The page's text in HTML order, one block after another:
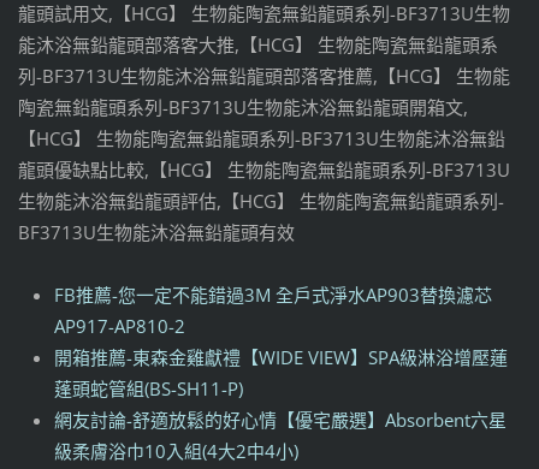
龍頭試用文,【HCG】 生物能陶瓷無鉛龍頭系列-BF3713U生物
能沐浴無鉛龍頭部落客大推,【HCG】 生物能陶瓷無鉛龍頭系
列-BF3713U生物能沐浴無鉛龍頭部落客推薦,【HCG】 生物能
陶瓷無鉛龍頭系列-BF3713U生物能沐浴無鉛龍頭開箱文,
【HCG】 生物能陶瓷無鉛龍頭系列-BF3713U生物能沐浴無鉛
龍頭優缺點比較,【HCG】 生物能陶瓷無鉛龍頭系列-BF3713U
生物能沐浴無鉛龍頭評估,【HCG】 生物能陶瓷無鉛龍頭系列-
BF3713U生物能沐浴無鉛龍頭有效
FB推薦-您一定不能錯過3M 全戶式淨水AP903替換濾芯
AP917-AP810-2
開箱推薦-東森金雞獻禮【WIDE VIEW】SPA級淋浴增壓蓮
蓬頭蛇管組(BS-SH11-P)
網友討論-舒適放鬆的好心情【優宅嚴選】Absorbent六星
級柔膚浴巾10入組(4大2中4小)